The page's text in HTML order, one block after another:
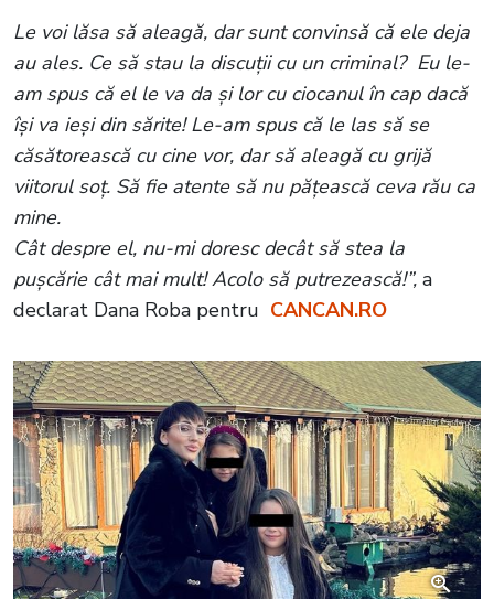
Le voi lăsa să aleagă, dar sunt convinsă că ele deja
au ales. Ce să stau la discuții cu un criminal? Eu le-
am spus că el le va da și lor cu ciocanul în cap dacă
își va ieși din sărite! Le-am spus că le las să se
căsătorească cu cine vor, dar să aleagă cu grijă
viitorul soț. Să fie atente să nu pățească ceva rău ca
mine.
Cât despre el, nu-mi doresc decât să stea la
pușcărie cât mai mult! Acolo să putrezească!”, a
declarat Dana Roba pentru CANCAN.RO